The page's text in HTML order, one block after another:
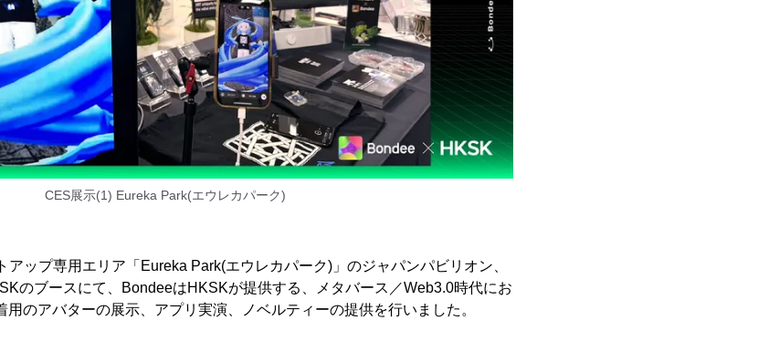
CES展示(1) Eureka Park(エウレカパーク)
ップ専用エリア「Eureka Park(エウレカパーク)」のジャパンパビリオン、
のブースにて、BondeeはHKSKが提供する、メタバース／Web3.0時代にお
のアバターの展示、アプリ実演、ノベルティーの提供を行いました。